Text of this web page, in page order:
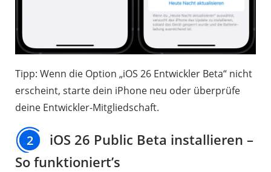
Tipp: Wenn die Option „iOS 26 Entwickler Beta“ nicht
erscheint, starte dein iPhone neu oder überprüfe
deine Entwickler-Mitgliedschaft.
2
iOS 26 Public Beta installieren –
So funktioniert’s